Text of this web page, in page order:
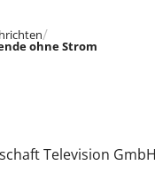
ohne Strom
Television GmbH